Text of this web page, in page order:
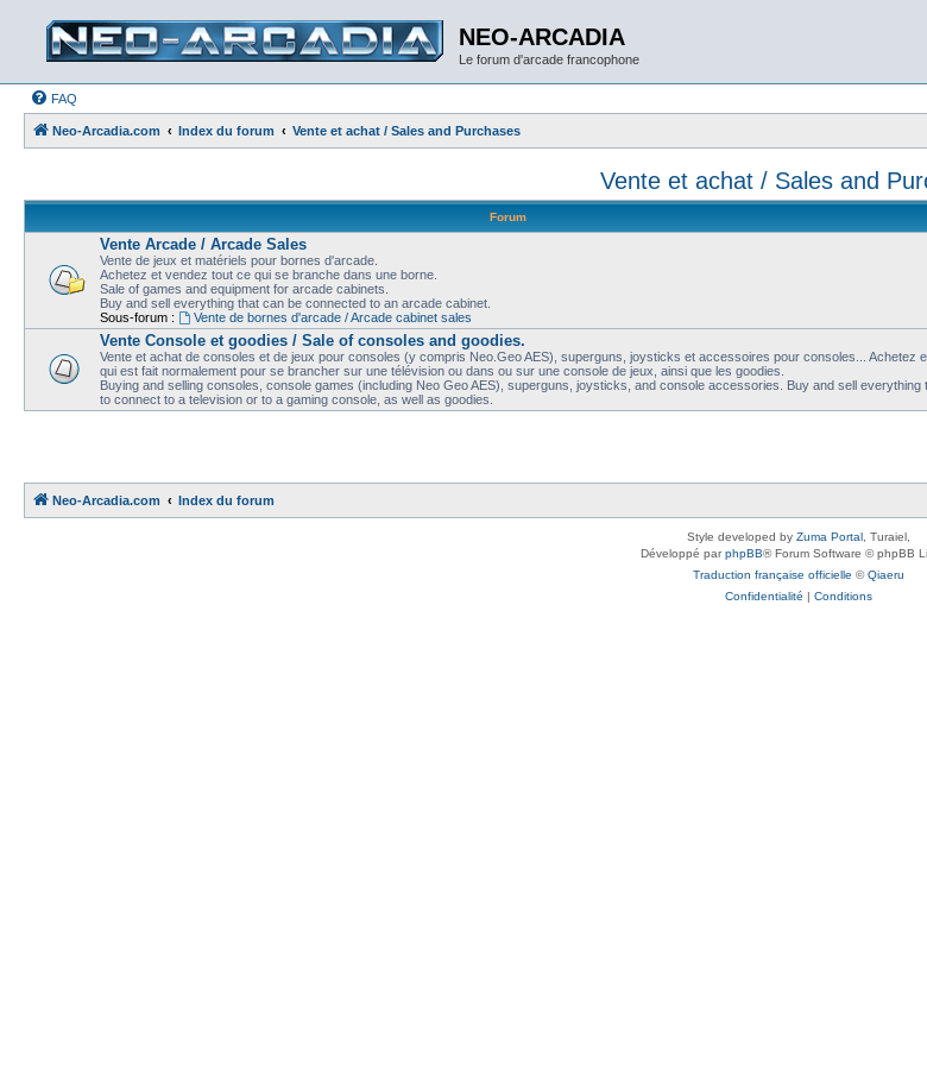
NEO-ARCADIA
Le forum d'arcade francophone
FAQ
Neo-Arcadia.com Index du forum Vente et achat / Sales and Purchases
Vente et achat / Sales and
Forum
Vente Arcade / Arcade Sales
Vente de jeux et matériels pour bornes d'arcade.
Achetez et vendez tout ce qui se branche dans une borne.
Sale of games and equipment for arcade cabinets.
Buy and sell everything that can be connected to an arcade cabinet.
Sous-forum :
Vente de bornes d'arcade / Arcade cabinet sales
Vente Console et goodies / Sale of consoles and goodies.
Vente et achat de consoles et de jeux pour consoles (y compris Neo.Geo AES), superguns, joysticks et accessoires pour consoles... Achetez
qui est fait normalement pour se brancher sur une télévision ou dans ou sur une console de jeux, ainsi que les goodies.
Buying and selling consoles, console games (including Neo Geo AES), superguns, joysticks, and console accessories. Buy and sell everything
to connect to a television or to a gaming console, as well as goodies.
Neo-Arcadia.com Index du forum
Style developed by Zuma Portal , Turaiel,
Développé parphpBB® Forum Software © phpBB
Traduction française officielle ©Qiaeru
Confidentialité | Conditions